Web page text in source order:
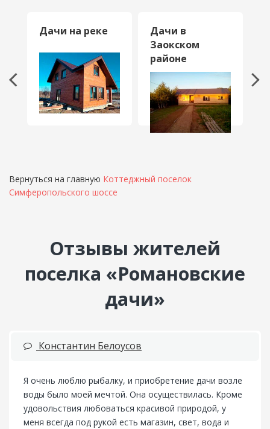
Дачи на реке
Дачи в
Заокском
районе
Вернуться на главную Коттеджный поселок
Симферопольского шоссе
Отзывы жителей
поселка «Романовские
дачи»
Константин Белоусов
Я очень люблю рыбалку, и приобретение дачи возле
воды было моей мечтой. Она осуществилась. Кроме
удовольствия любоваться красивой природой, у
меня всегда под рукой есть магазин, свет, вода и